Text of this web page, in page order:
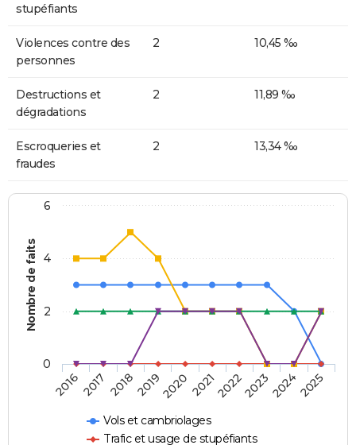
stupéfiants
Violences contre des
personnes
2 10,45 ‰
Destructions et
dégradations
2 11,89 ‰
Escroqueries et
fraudes
2 13,34 ‰
Nombre de faits
Vols et cambriolages
Trafic et usage de stupéfiants
20162017 20182019202020212022202320242025
0
2
4
6